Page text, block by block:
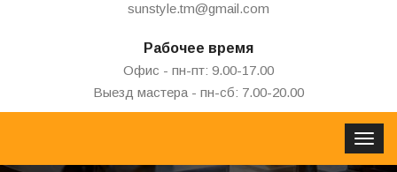
sunstyle.tm@gmail.com
Рабочее время
Офис - пн-пт: 9.00-17.00
Выезд мастера - пн-сб: 7.00-20.00
Close